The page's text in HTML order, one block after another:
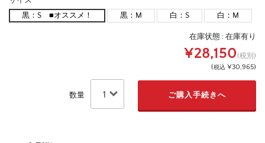
黒：S ■オススメ！
黒：M 白：S 白：M
在庫状態 : 在庫有り
¥28,150(税別)
(税込 ¥30,965)
数量